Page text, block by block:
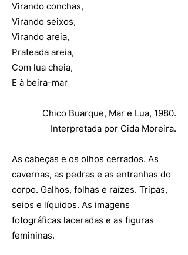
Virando conchas,
Virando seixos,
Virando areia,
Prateada areia,
Com lua cheia,
E à beira-mar
Chico Buarque, Mar e Lua, 1980.
Interpretada por Cida Moreira.
As cabeças e os olhos cerrados. As
cavernas, as pedras e as entranhas do
corpo. Galhos, folhas e raízes. Tripas,
seios e líquidos. As imagens
fotográficas laceradas e as figuras
femininas.